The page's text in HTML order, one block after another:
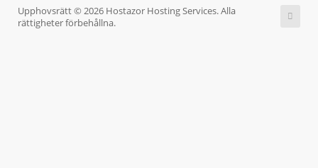
Upphovsrätt © 2026 Hostazor Hosting Services. Alla
rättigheter förbehållna.